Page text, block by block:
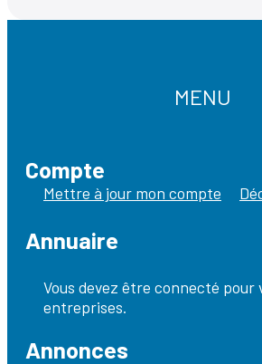
MENU
Compte
Mettre à jour mon compte
Annuaire
Vous devez être connecté pour
entreprises.
Annonces